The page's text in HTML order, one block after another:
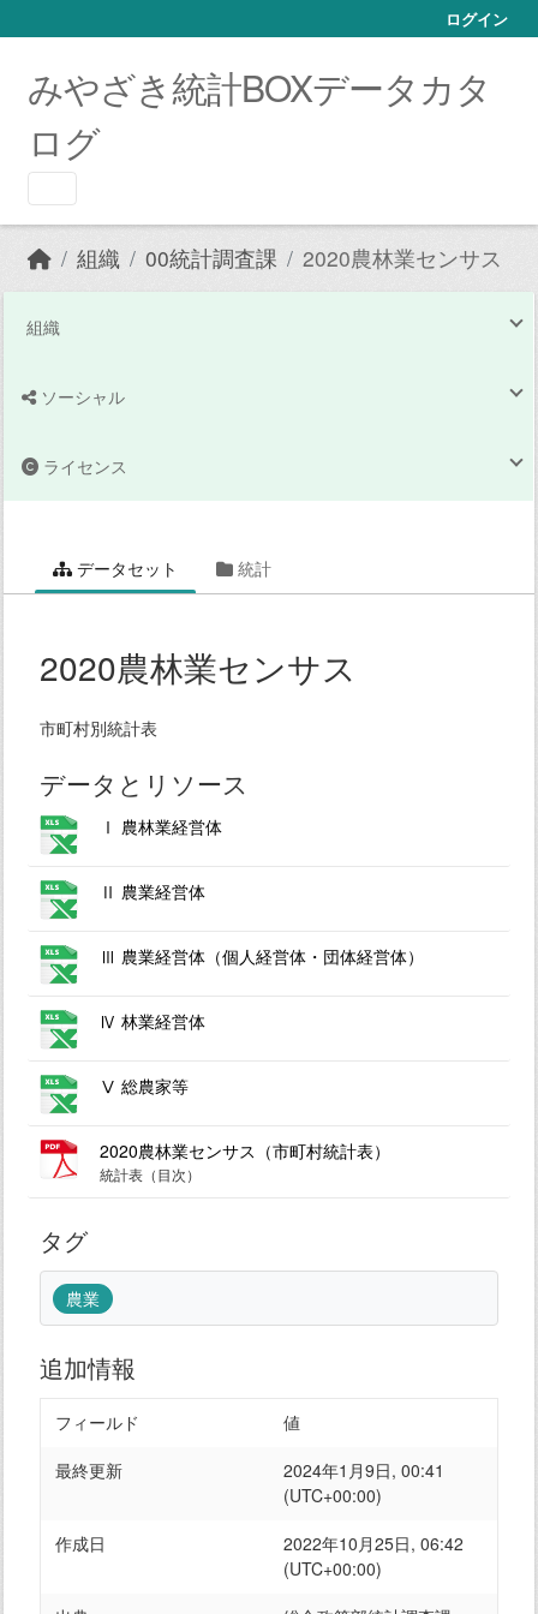
ログイン
みやざき統計BOXデータカタ
ログ
組織 00統計調査課 2020農林業センサス
組織
ソーシャル
ライセンス
データセット 統計
2020農林業センサス
市町村別統計表
データとリソース
Ⅰ 農林業経営体
Ⅱ 農業経営体
Ⅲ 農業経営体（個人経営体・団体経営体）
Ⅳ 林業経営体
Ⅴ 総農家等
2020農林業センサス（市町村統計表）
統計表（目次）
タグ
農業
追加情報
フィールド
値
最終更新
2024年1月9日, 00:41
(UTC+00:00)
作成日
2022年10月25日, 06:42
(UTC+00:00)